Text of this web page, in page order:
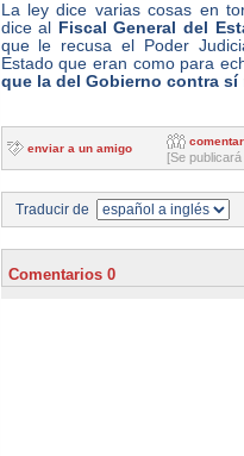
La ley dice varias cosas en
dice al
Fiscal General del
que le recusa el Poder
Estado que eran como para
que la del Gobierno contra
enviar a un amigo
comentar
[Se
Traducir de
Comentarios 0